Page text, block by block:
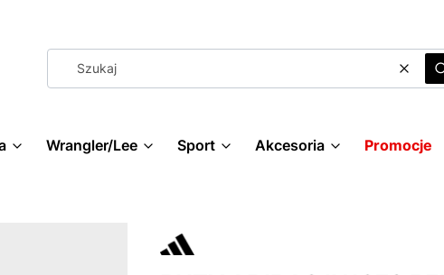
Wrangler/Lee Sport Akcesoria Promocje